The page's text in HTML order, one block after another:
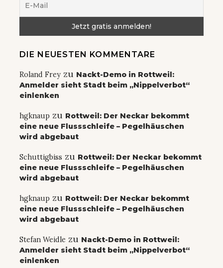
DIE NEUESTEN KOMMENTARE
Roland Frey zu Nackt-Demo in Rottweil:
Anmelder sieht Stadt beim „Nippelverbot“
einlenken
hgknaup zu Rottweil: Der Neckar bekommt
eine neue Flussschleife – Pegelhäuschen
wird abgebaut
Schuttigbiss zu Rottweil: Der Neckar bekommt
eine neue Flussschleife – Pegelhäuschen
wird abgebaut
hgknaup zu Rottweil: Der Neckar bekommt
eine neue Flussschleife – Pegelhäuschen
wird abgebaut
Stefan Weidle zu Nackt-Demo in Rottweil:
Anmelder sieht Stadt beim „Nippelverbot“
einlenken